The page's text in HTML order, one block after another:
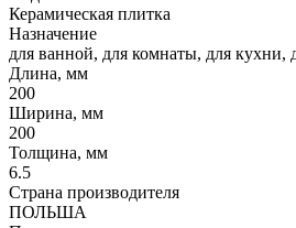
Керамическая плитка
Назначение
для ванной, для комнаты, для кухни,
Длина, мм
200
Ширина, мм
200
Толщина, мм
6.5
Страна производителя
ПОЛЬША